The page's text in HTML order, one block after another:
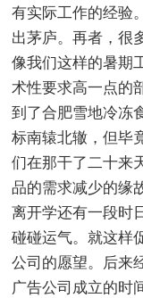
有实际工作的经验
出茅庐。再者，很
像我们这样的暑期
术性要求高一点的
到了合肥雪地冷冻
标南辕北辙，但毕
们在那干了二十来
品的需求减少的缘
离开学还有一段时
碰碰运气。就这样
公司的愿望。后来
广告公司成立的时